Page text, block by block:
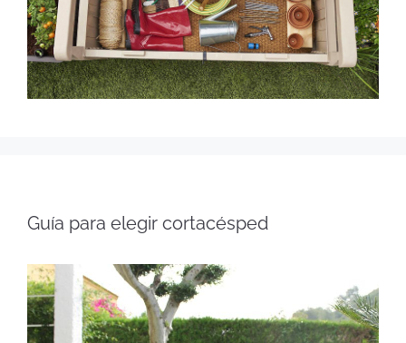
Guía para elegir cortacésped